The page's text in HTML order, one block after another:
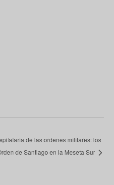
de las ordenes militares: los
de Santiago en la Meseta Sur